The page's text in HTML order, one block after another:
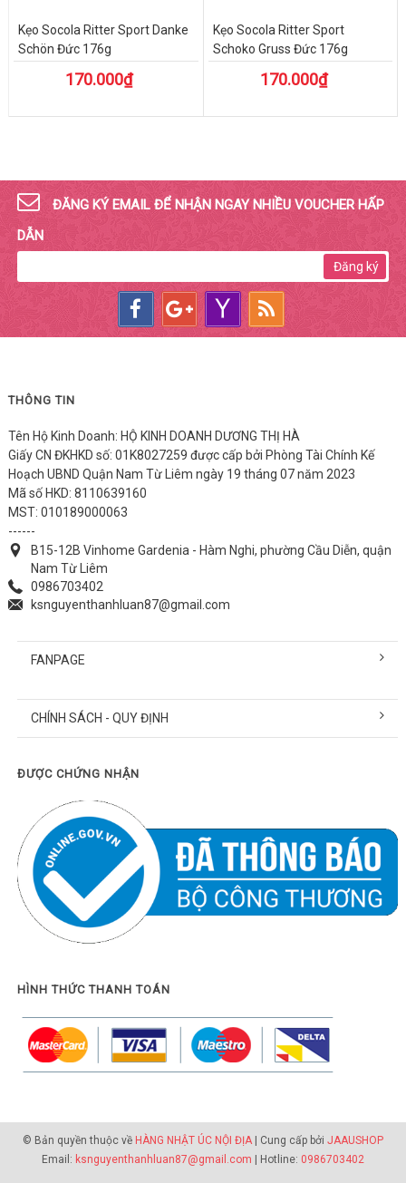
Kẹo Socola Ritter Sport Danke
Schön Đức 176g
170.000₫
Kẹo Socola Ritter Sport
Schoko Gruss Đức 176g
170.000₫
ĐĂNG KÝ EMAIL ĐỂ NHẬN NGAY NHIỀU VOUCHER HẤP
DẪN
Đăng ký
THÔNG TIN
Tên Hộ Kinh Doanh: HỘ KINH DOANH DƯƠNG THỊ HÀ
Giấy CN ĐKHKD số: 01K8027259 được cấp bởi Phòng Tài Chính Kế
Hoạch UBND Quận Nam Từ Liêm ngày 19 tháng 07 năm 2023
Mã số HKD: 8110639160
MST: 010189000063
------
B15-12B Vinhome Gardenia - Hàm Nghi, phường Cầu Diễn, quận
Nam Từ Liêm
0986703402
ksnguyenthanhluan87@gmail.com
FANPAGE
CHÍNH SÁCH - QUY ĐỊNH
ĐƯỢC CHỨNG NHẬN
HÌNH THỨC THANH TOÁN
© Bản quyền thuộc về HÀNG NHẬT ÚC NỘI ĐỊA | Cung cấp bởi JAAUSHOP
Email: ksnguyenthanhluan87@gmail.com | Hotline: 0986703402